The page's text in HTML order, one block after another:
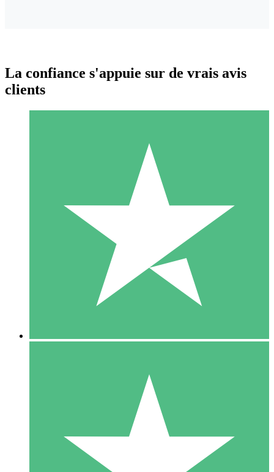
Packs de Crédits Individuels
Payez à l'utilisation avec des crédits de téléchargement. Sans
1 Téléchargement
10 00
10 Téléchargements
20 00
La confiance s'appuie sur de vrais avis
clients